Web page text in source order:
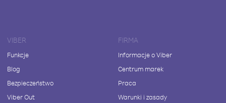
VIBER
Funkcje
Blog
Bezpieczeństwo
Viber Out
FIRMA
Informacje o Viber
Centrum marek
Praca
Warunki i zasady